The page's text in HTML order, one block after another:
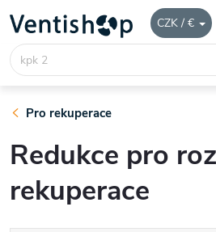
CZK / €
obsah
Pro rekuperace
Redukce pro
rekuperace